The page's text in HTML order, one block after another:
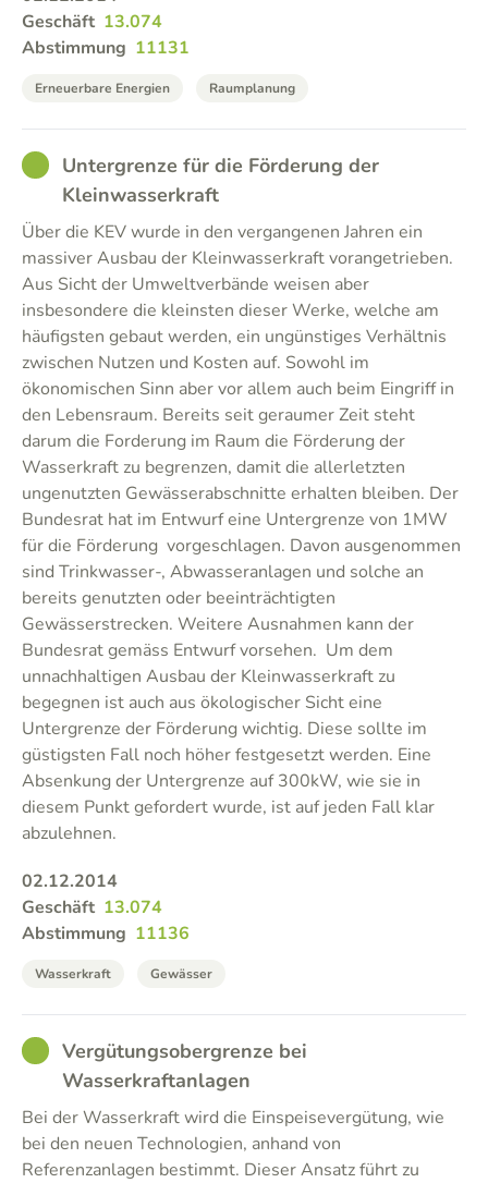
Geschäft 13.074
Abstimmung 11131
Erneuerbare Energien Raumplanung
GOODUntergrenze für die Förderung der
Kleinwasserkraft
Über die KEV wurde in den vergangenen Jahren ein
massiver Ausbau der Kleinwasserkraft vorangetrieben.
Aus Sicht der Umweltverbände weisen aber
insbesondere die kleinsten dieser Werke, welche am
häufigsten gebaut werden, ein ungünstiges Verhältnis
zwischen Nutzen und Kosten auf. Sowohl im
ökonomischen Sinn aber vor allem auch beim Eingriff in
den Lebensraum. Bereits seit geraumer Zeit steht
darum die Forderung im Raum die Förderung der
Wasserkraft zu begrenzen, damit die allerletzten
ungenutzten Gewässerabschnitte erhalten bleiben. Der
Bundesrat hat im Entwurf eine Untergrenze von 1MW
für die Förderung vorgeschlagen. Davon ausgenommen
sind Trinkwasser-, Abwasseranlagen und solche an
bereits genutzten oder beeinträchtigten
Gewässerstrecken. Weitere Ausnahmen kann der
Bundesrat gemäss Entwurf vorsehen. Um dem
unnachhaltigen Ausbau der Kleinwasserkraft zu
begegnen ist auch aus ökologischer Sicht eine
Untergrenze der Förderung wichtig. Diese sollte im
güstigsten Fall noch höher festgesetzt werden. Eine
Absenkung der Untergrenze auf 300kW, wie sie in
diesem Punkt gefordert wurde, ist auf jeden Fall klar
abzulehnen.
02.12.2014
Geschäft 13.074
Abstimmung 11136
Wasserkraft Gewässer
GOODVergütungsobergrenze bei
Wasserkraftanlagen
Bei der Wasserkraft wird die Einspeisevergütung, wie
bei den neuen Technologien, anhand von
Referenzanlagen bestimmt. Dieser Ansatz führt zu